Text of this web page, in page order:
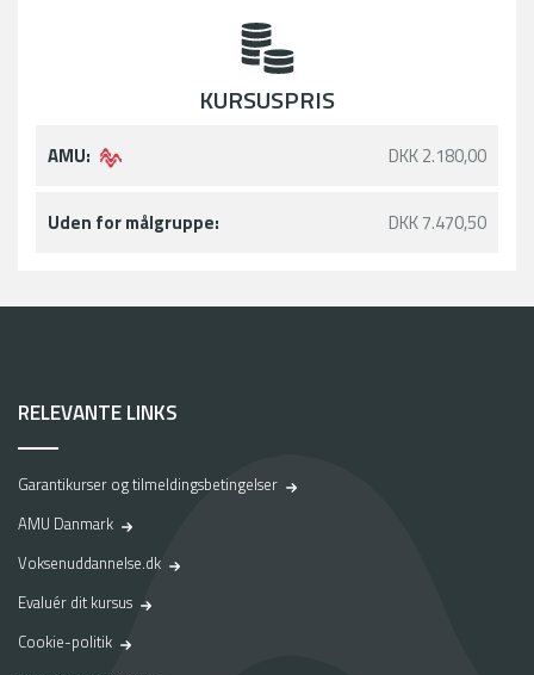
KURSUSPRIS
AMU: DKK 2.180,00
Uden for målgruppe: DKK 7.470,50
RELEVANTE LINKS
Garantikurser og tilmeldingsbetingelser
AMU Danmark
Voksenuddannelse.dk
Evaluér dit kursus
Cookie-politik